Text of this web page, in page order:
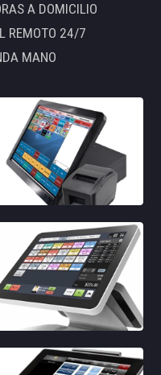
A DOMICILIO
REMOTO 24/7
MANO